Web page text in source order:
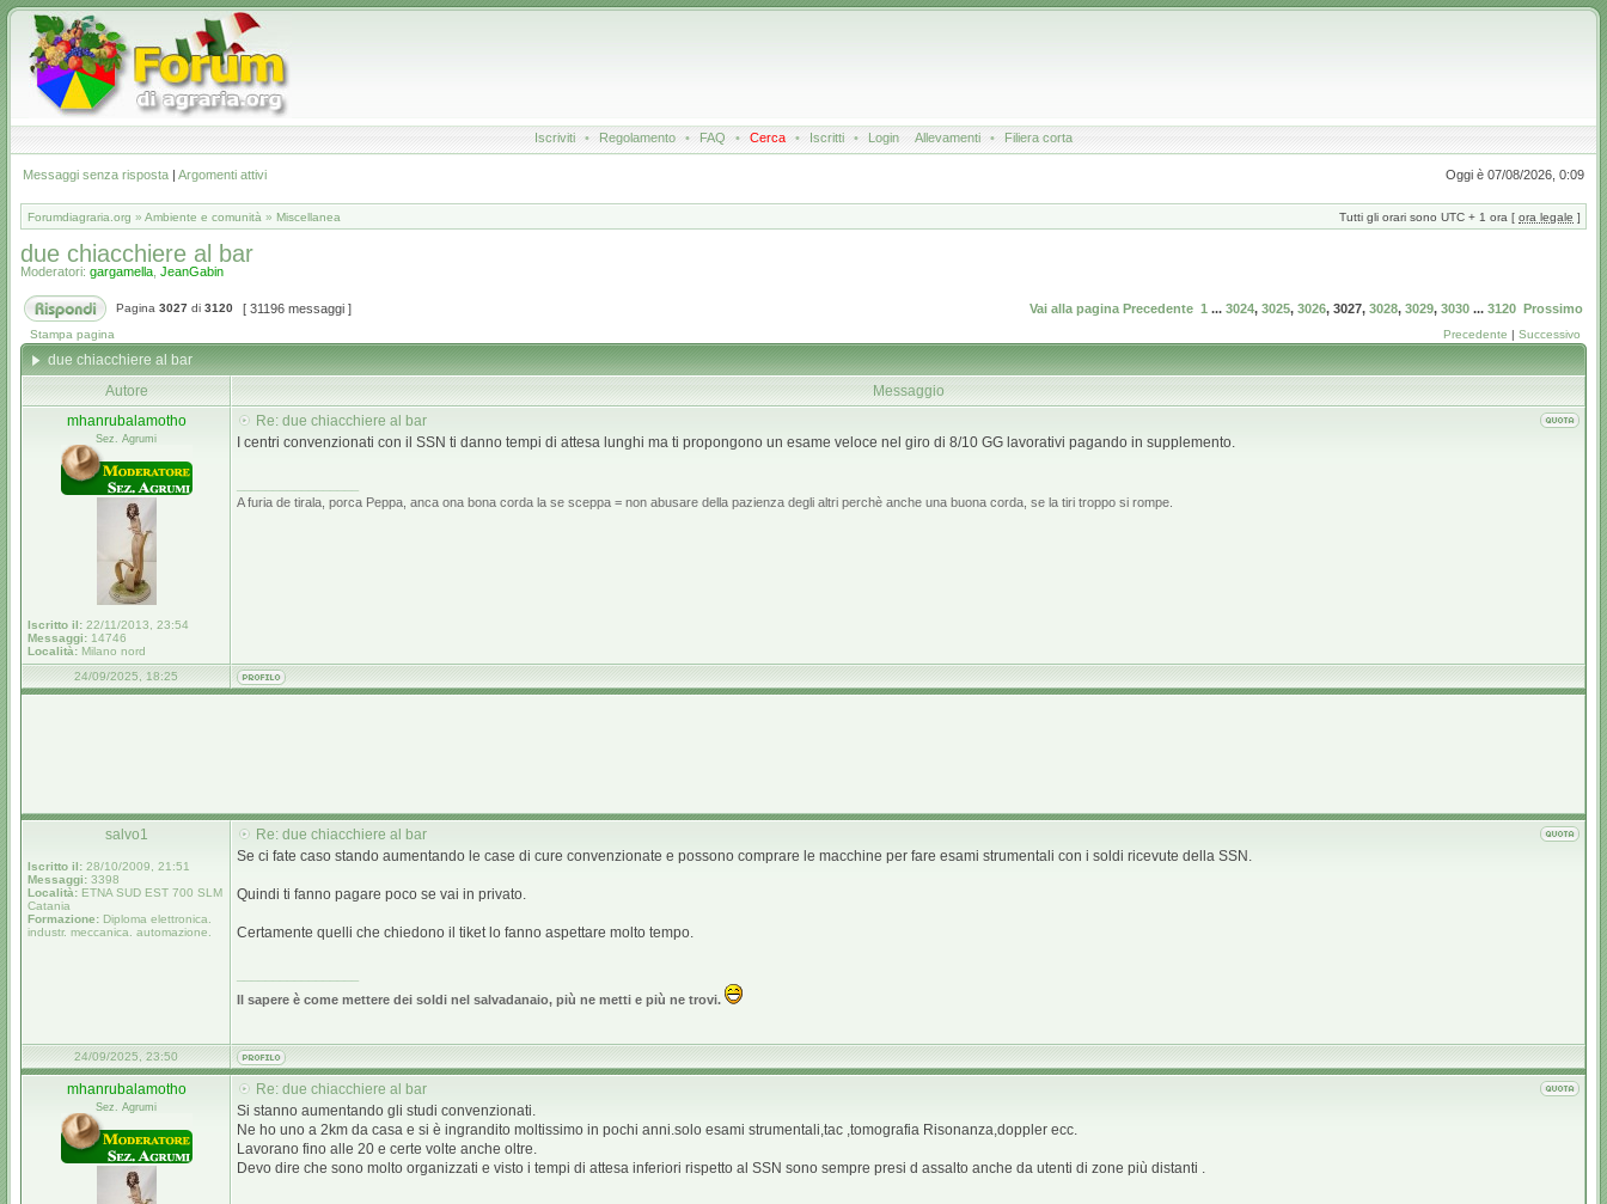
Iscriviti • Regolamento • FAQ • Cerca • Iscritti • Login Allevamenti • Filiera corta
Messaggi senza risposta | Argomenti attivi Oggi è 07/08/2026, 0:09
Forumdiagraria.org » Ambiente e comunità » Miscellanea Tutti gli orari sono UTC + 1 ora [ ora legale ]
due chiacchiere al bar
Moderatori: gargamella JeanGabin
Pagina 3027 di 3120 [ 31196 messaggi ] Vai alla pagina Precedente 1 ... 3024, 3025, 3026, 3027, 3028, 3029, 3030 ... 3120 Prossimo
Stampa pagina Precedente | Successivo
due chiacchiere al bar
Autore
Messaggio
mhanrubalamotho
Sez. Agrumi
Iscritto il: 22/11/2013, 23:54
Messaggi: 14746
Località: Milano nord
Re: due chiacchiere al bar
I centri convenzionati con il SSN ti danno tempi di attesa lunghi ma ti propongono un esame veloce nel giro di 8/10 GG lavorativi pagando in supplemento.
A furia de tirala, porca Peppa, anca ona bona corda la se sceppa = non abusare della pazienza degli altri perchè anche una buona corda, se la tiri troppo si rompe.
24/09/2025, 18:25
salvo1
Iscritto il: 28/10/2009, 21:51
Messaggi: 3398
Località: ETNA SUD EST 700 SLM
Catania
Formazione: Diploma elettronica.
industr. meccanica. automazione.
Re: due chiacchiere al bar
Se ci fate caso stando aumentando le case di cure convenzionate e possono comprare le macchine per fare esami strumentali con i soldi ricevute della SSN.
Quindi ti fanno pagare poco se vai in privato.
Certamente quelli che chiedono il tiket lo fanno aspettare molto tempo.
Il sapere è come mettere dei soldi nel salvadanaio, più ne metti e più ne trovi.
24/09/2025, 23:50
mhanrubalamotho
Sez. Agrumi
Re: due chiacchiere al bar
Si stanno aumentando gli studi convenzionati.
Ne ho uno a 2km da casa e si è ingrandito moltissimo in pochi anni.solo esami strumentali,tac ,tomografia Risonanza,doppler ecc.
Lavorano fino alle 20 e certe volte anche oltre.
Devo dire che sono molto organizzati e visto i tempi di attesa inferiori rispetto al SSN sono sempre presi d assalto anche da utenti di zone più distanti .